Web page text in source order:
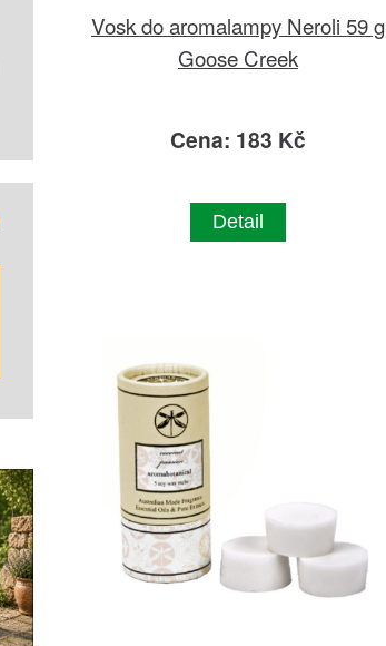
Vosk do aromalampy Neroli 59 g
Goose Creek
Cena: 183 Kč
Detail